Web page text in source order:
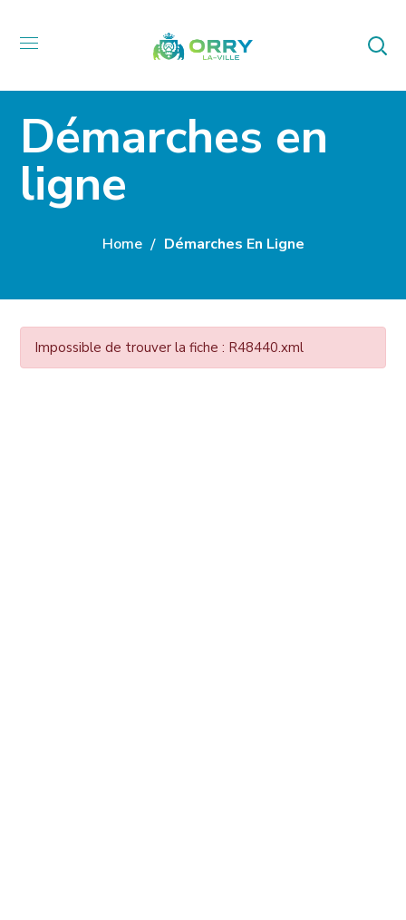
Démarches en
ligne
Home Démarches En Ligne
Impossible de trouver la fiche : R48440.xml